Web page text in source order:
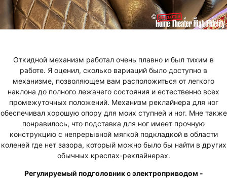
Откидной механизм работал очень плавно и был тихим в
работе. Я оценил, сколько вариаций было доступно в
механизме, позволяющем вам расположиться от легкого
наклона до полного лежачего состояния и естественно всех
промежуточных положений. Механизм реклайнера для ног
обеспечивал хорошую опору для моих ступней и ног. Мне также
понравилось, что подставка для ног имеет прочную
конструкцию с непрерывной мягкой подкладкой в области
коленей где нет зазора, который можно было бы найти в других
обычных креслах-реклайнерах.
Регулируемый подголовник с электроприводом -